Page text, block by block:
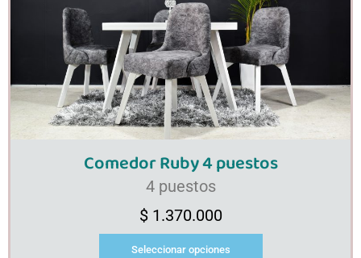
Comedor Ruby 4 puestos
4 puestos
$1.370.000
Seleccionar opciones